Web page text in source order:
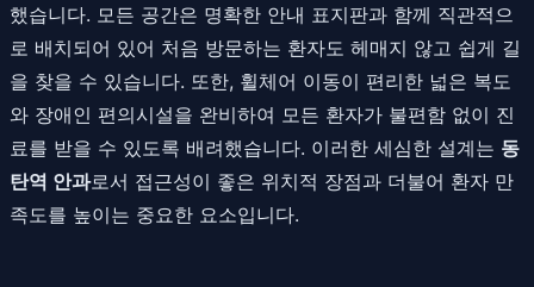
했습니다. 모든 공간은 명확한 안내 표지판과 함께 직관적으
로 배치되어 있어 처음 방문하는 환자도 헤매지 않고 쉽게 길
을 찾을 수 있습니다. 또한, 휠체어 이동이 편리한 넓은 복도
와 장애인 편의시설을 완비하여 모든 환자가 불편함 없이 진
료를 받을 수 있도록 배려했습니다. 이러한 세심한 설계는 동
탄역 안과로서 접근성이 좋은 위치적 장점과 더불어 환자 만
족도를 높이는 중요한 요소입니다.